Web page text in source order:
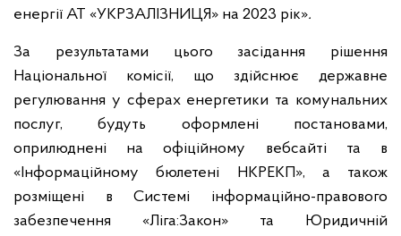
енергії АТ «УКРЗАЛІЗНИЦЯ» на 2023 рік».
За результатами цього засідання рішення
Національної комісії, що здійснює державне
регулювання у сферах енергетики та комунальних
послуг, будуть оформлені постановами,
оприлюднені на офіційному вебсайті та в
«Інформаційному бюлетені НКРЕКП», а також
розміщені в Системі інформаційно-правового
забезпечення «Ліга:Закон» та Юридичній